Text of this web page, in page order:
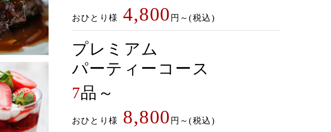
おひとり様 4,800 円～(税込)
プレミアム
パーティーコース
7品～
おひとり様 8,800 円～(税込)